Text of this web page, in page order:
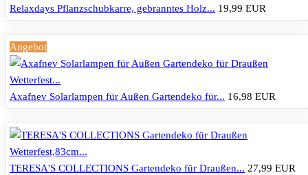
Relaxdays Pflanzschubkarre, gebranntes Holz... 19,99 EUR
Angebot
Axafnev Solarlampen für Außen Gartendeko für... 16,98 EUR
TERESA'S COLLECTIONS Gartendeko für Draußen... 27,99 EUR